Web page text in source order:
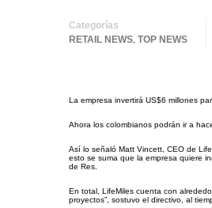
Categorías
RETAIL NEWS TOP NEWS
La empresa invertirá US$6 millones
Ahora los colombianos podrán ir a
Así lo señaló Matt Vincett, CEO de
esto se suma que la empresa quiere
de Res.
En total, LifeMiles cuenta con
proyectos”, sostuvo el directivo, al